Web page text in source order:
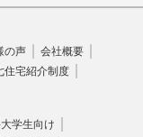
の声
会社概要
住宅紹介制度
学生向け